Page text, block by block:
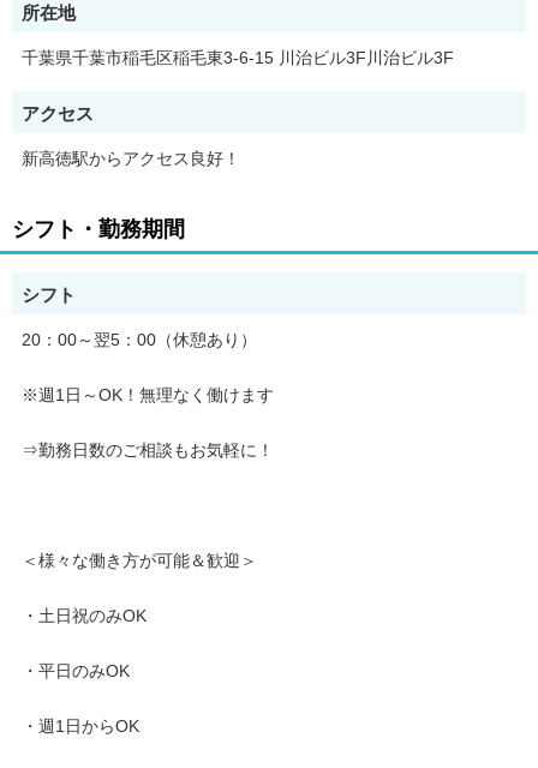
…【主なお仕事内容】…
■歩行者へのご案内
歩行者や自転車が安全に通行できるよう
声掛けや誘導を行います。
■車両の誘導
工事車両や一般車両が安全に通行できるよう
周囲を確認しながら誘導します。
■安全確認
★未経験でも研修があるので安心！
★現場が終われば直行直帰OK！
所在地
千葉県千葉市稲毛区稲毛東3-6-15 川治ビル3F川治ビル3F
アクセス
新高徳駅からアクセス良好！
シフト・勤務期間
シフト
20：00～翌5：00（休憩あり）
※週1日～OK！無理なく働けます
⇒勤務日数のご相談もお気軽に！
＜様々な働き方が可能＆歓迎＞
・土日祝のみOK
・平日のみOK
・週1日からOK